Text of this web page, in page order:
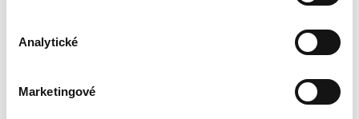
Analytické
Marketingové